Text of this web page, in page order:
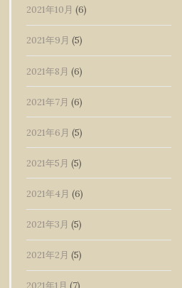
2021年10月 (6)
2021年9月 (5)
2021年8月 (6)
2021年7月 (6)
2021年6月 (5)
2021年5月 (5)
2021年4月 (6)
2021年3月 (5)
2021年2月 (5)